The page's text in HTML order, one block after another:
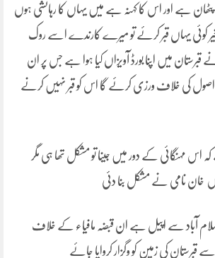
پٹھان ہے اور اس کا کہنہ ہے میں یہاں کا رہائشی ہوں
کوئی یہاں قبر کرئے تو میرے کارندے اسے روک
میں اپنا بورڈ آویزاں کیا ہوا ہے جس پر ان
کی خلاف ورزی کرئے گا اس کو قبر نہیں کرنے
اس مہنگائی کے دور میں جینا تو مشکل تھا ہی مگر
خان نامی نے مشکل بنا دئی
اسلام آباد سے اپیل ہے ان قبضہ مافیاء کے خلاف
قبرستان کی زمین کو وگزار کروایا جائے